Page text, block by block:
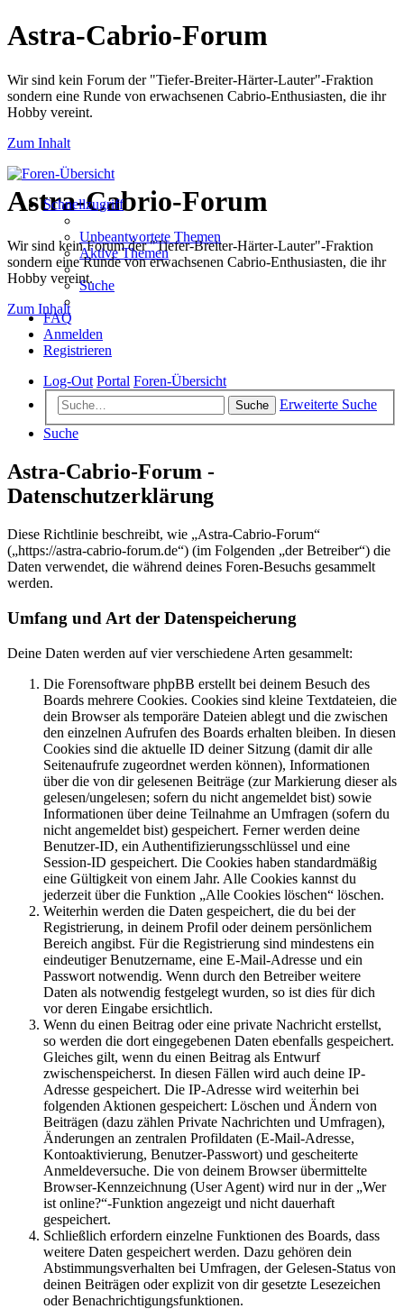
Astra-Cabrio-Forum
Wir sind kein Forum der "Tiefer-Breiter-Härter-Lauter"-Fraktion
sondern eine Runde von erwachsenen Cabrio-Enthusiasten, die ihr
Hobby vereint.
Zum Inhalt
Astra-Cabrio-Forum
Wir sind kein Forum der "Tiefer-Breiter-Härter-Lauter"-Fraktion
sondern eine Runde von erwachsenen Cabrio-Enthusiasten, die ihr
Hobby vereint.
Zum Inhalt
Schnellzugriff
Unbeantwortete Themen
Aktive Themen
Suche
FAQ
Anmelden
Registrieren
Log-Out Portal Foren-Übersicht
Suche
Erweiterte Suche
Suche
Astra-Cabrio-Forum -
Datenschutzerklärung
Diese Richtlinie beschreibt, wie „Astra-Cabrio-Forum“
(„https://astra-cabrio-forum.de“) (im Folgenden „der Betreiber“) die
Daten verwendet, die während deines Foren-Besuchs gesammelt
werden.
Umfang und Art der Datenspeicherung
Deine Daten werden auf vier verschiedene Arten gesammelt:
Die Forensoftware phpBB erstellt bei deinem Besuch des
Boards mehrere Cookies. Cookies sind kleine Textdateien, die
dein Browser als temporäre Dateien ablegt und die zwischen
den einzelnen Aufrufen des Boards erhalten bleiben. In diesen
Cookies sind die aktuelle ID deiner Sitzung (damit dir alle
Seitenaufrufe zugeordnet werden können), Informationen
über die von dir gelesenen Beiträge (zur Markierung dieser als
gelesen/ungelesen; sofern du nicht angemeldet bist) sowie
Informationen über deine Teilnahme an Umfragen (sofern du
nicht angemeldet bist) gespeichert. Ferner werden deine
Benutzer-ID, ein Authentifizierungsschlüssel und eine
Session-ID gespeichert. Die Cookies haben standardmäßig
eine Gültigkeit von einem Jahr. Alle Cookies kannst du
jederzeit über die Funktion „Alle Cookies löschen“ löschen.
Weiterhin werden die Daten gespeichert, die du bei der
Registrierung, in deinem Profil oder deinem persönlichem
Bereich angibst. Für die Registrierung sind mindestens ein
eindeutiger Benutzername, eine E-Mail-Adresse und ein
Passwort notwendig. Wenn durch den Betreiber weitere
Daten als notwendig festgelegt wurden, so ist dies für dich
vor deren Eingabe ersichtlich.
Wenn du einen Beitrag oder eine private Nachricht erstellst,
so werden die dort eingegebenen Daten ebenfalls gespeichert.
Gleiches gilt, wenn du einen Beitrag als Entwurf
zwischenspeicherst. In diesen Fällen wird auch deine IP-
Adresse gespeichert. Die IP-Adresse wird weiterhin bei
folgenden Aktionen gespeichert: Löschen und Ändern von
Beiträgen (dazu zählen Private Nachrichten und Umfragen),
Änderungen an zentralen Profildaten (E-Mail-Adresse,
Kontoaktivierung, Benutzer-Passwort) und gescheiterte
Anmeldeversuche. Die von deinem Browser übermittelte
Browser-Kennzeichnung (User Agent) wird nur in der „Wer
ist online?“-Funktion angezeigt und nicht dauerhaft
gespeichert.
Schließlich erfordern einzelne Funktionen des Boards, dass
weitere Daten gespeichert werden. Dazu gehören dein
Abstimmungsverhalten bei Umfragen, der Gelesen-Status von
deinen Beiträgen oder explizit von dir gesetzte Lesezeichen
oder Benachrichtigungsfunktionen.